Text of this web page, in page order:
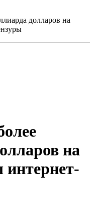
долларов на
на
интернет-